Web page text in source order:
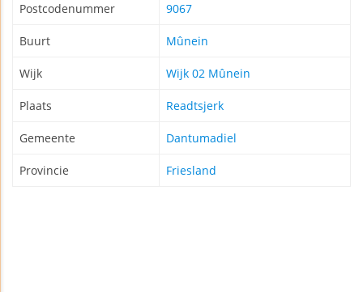
Postcodenummer 9067
Buurt Mûnein
Wijk Wijk 02 Mûnein
Plaats Readtsjerk
Gemeente Dantumadiel
Provincie Friesland